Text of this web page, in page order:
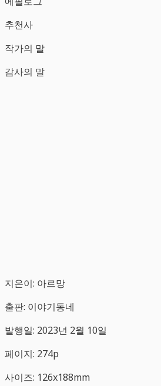
추천사
작가의 말
감사의 말
지은이: 아르망
출판: 이야기동네
발행일: 2023년 2월 10일
페이지: 274p
사이즈: 126x188mm